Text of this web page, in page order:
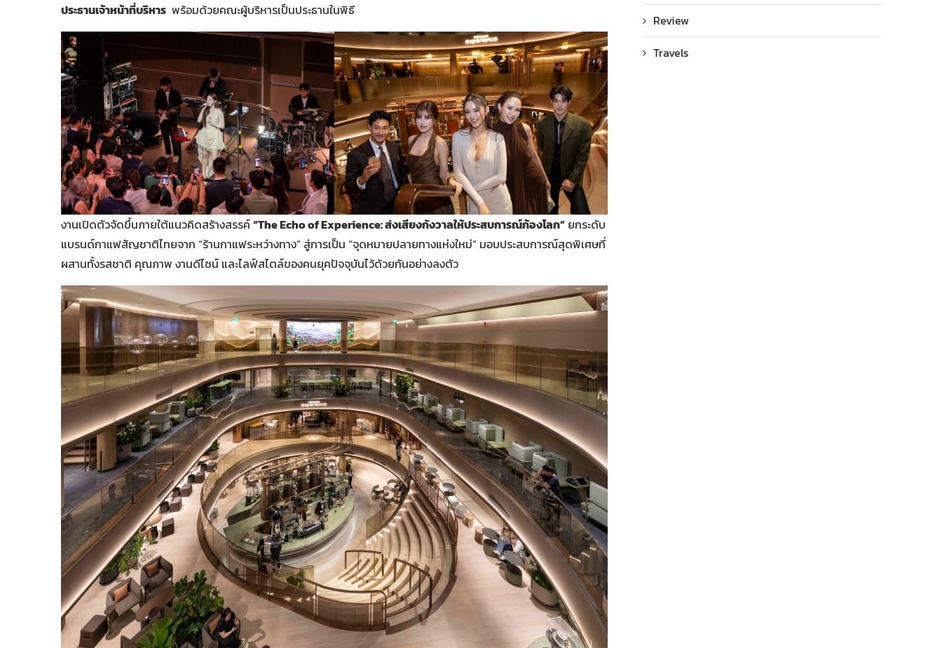
ประธานเจ้าหน้าที่บริหาร พร้อมด้วยคณะผู้บริหารเป็นประธานในพิธี
งานเปิดตัวจัดขึ้นภายใต้แนวคิดสร้างสรรค์“The Echo of Experience: ส่งเสียงกังวาลให้ประสบการณ์ก้องโลก” ยกระดับ
แบรนด์กาแฟสัญชาติไทยจาก “ร้านกาแฟระหว่างทาง” สู่การเป็น “จุดหมายปลายทางแห่งใหม่” มอบประสบการณ์สุดพิเศษที่
ผสานทั้งรสชาติ คุณภาพ งานดีไซน์ และไลฟ์สไตล์ของคนยุคปัจจุบันไว้ด้วยกันอย่างลงตัว
Review
Travels